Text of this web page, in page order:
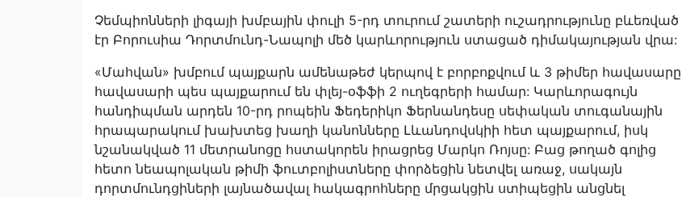
Չեմպիոնների լիգայի խմբային փուլի 5-րդ տուրում շատերի ուշադրությունը բևեռված
էր Բորուսիա Դորտմունդ-Նապոլի մեծ կարևորություն ստացած դիմակայության վրա:
«Մահվան» խմբում պայքարն ամենաթեժ կերպով է բորբոքվում և 3 թիմեր հավասարը
հավասարի պես պայքարում են փլեյ-օֆֆի 2 ուղեգրերի համար: Կարևորագույն
հանդիպման արդեն 10-րդ րոպեին Ֆեդերիկո Ֆերնանդեսը սեփական տուգանային
հրապարակում խախտեց խաղի կանոնները Լևանդովսկիի հետ պայքարում, իսկ
նշանակված 11 մետրանոցը հստակորեն իրացրեց Մարկո Ռոյսը: Բաց թողած գոլից
հետո նեապոլական թիմի ֆուտբոլիստները փորձեցին նետվել առաջ, սակայն
դորտմունդցիների լայնածավալ հակագրոհները մրցակցին ստիպեցին անցնել